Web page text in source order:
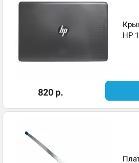
HP
820 р.